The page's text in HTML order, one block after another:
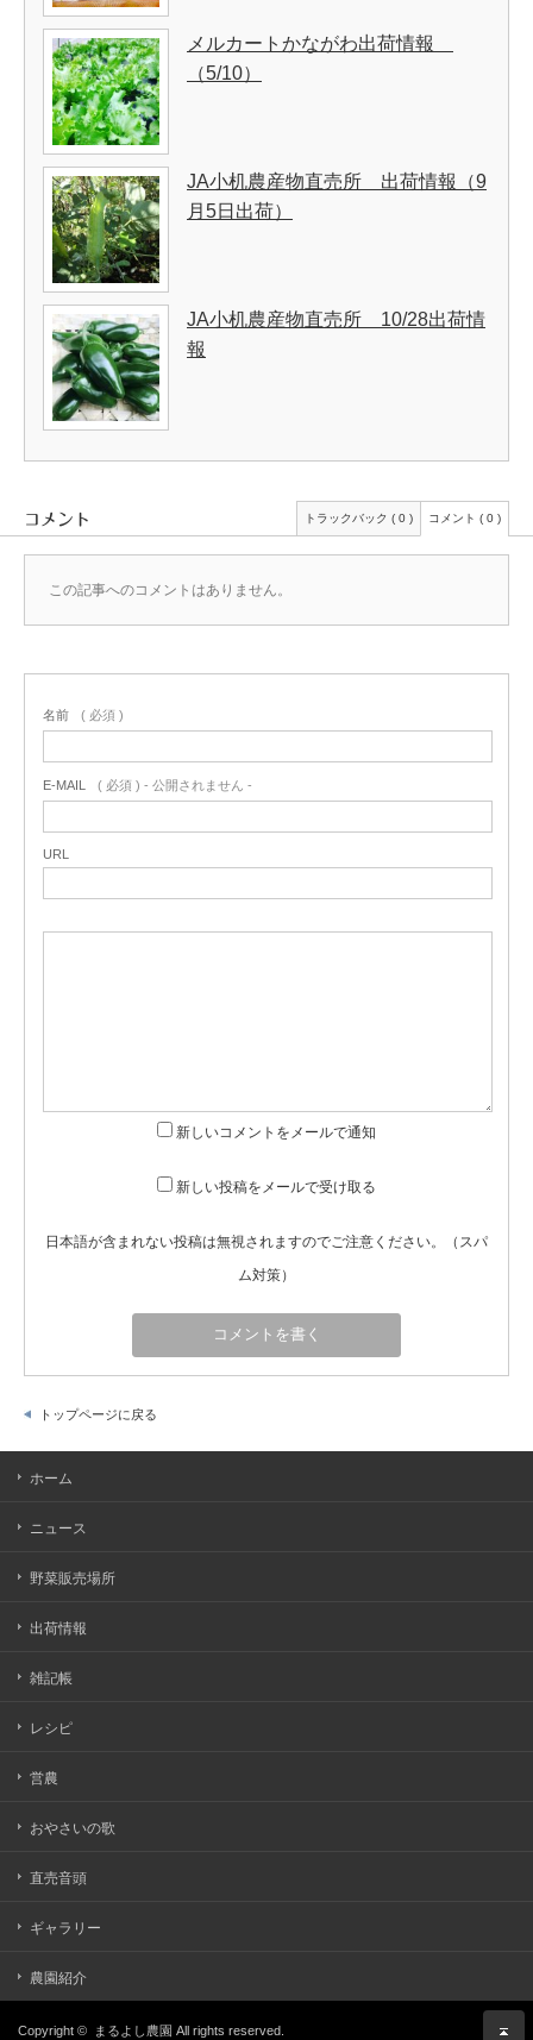
メルカートかながわ出荷情報
（5/10）
JA小机農産物直売所 出荷情報（9
月5日出荷）
JA小机農産物直売所 10/28出荷情
報
コメント トラックバック ( 0 ) コメント ( 0 )
この記事へのコメントはありません。
名前 ( 必須 )
E-MAIL ( 必須 ) - 公開されません -
URL
新しいコメントをメールで通知
新しい投稿をメールで受け取る
日本語が含まれない投稿は無視されますのでご注意ください。（スパ
ム対策）
トップページに戻る
ホーム
ニュース
野菜販売場所
出荷情報
雑記帳
レシピ
営農
おやさいの歌
直売音頭
ギャラリー
農園紹介
Copyright © まるよし農園 All rights reserved.